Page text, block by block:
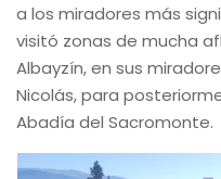
a los miradores más
visitó zonas de mucha
Albayzín, en sus
Nicolás, para
Abadía del Sacromonte.